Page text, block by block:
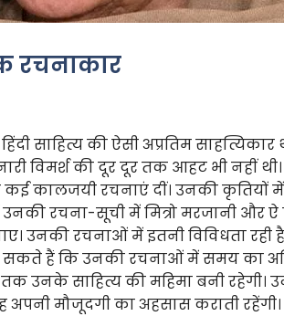
रचनाकार
साहित्य की ऐसी अप्रतिम साहत्यिकार
विमर्श की दूर दूर तक आहट भी नहीं
कालजयी रचनाएं दीं। उनकी कृतियों
रचना-सूची में मित्रो मरजानी और
उनकी रचनाओं में इतनी विविधता रही
हैं कि उनकी रचनाओं में समय का
उनके साहित्य की महिमा बनी रहेगी।
मौजूदगी का अहसास कराती रहेंगी।